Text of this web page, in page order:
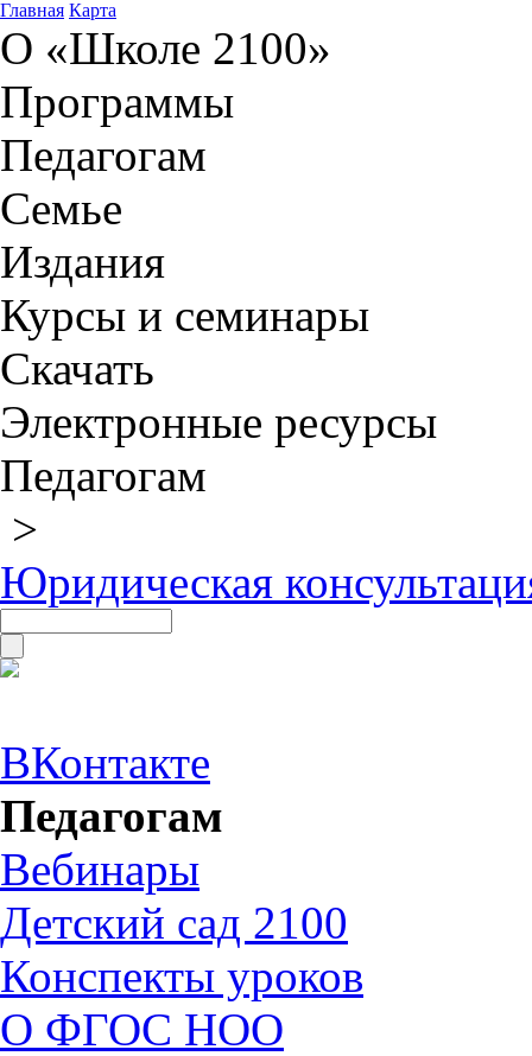
Главная Карта
О «Школе 2100»
Программы
Педагогам
Семье
Издания
Курсы и семинары
Скачать
Электронные ресурсы
Педагогам
>
Юридическая
ВКонтакте
Педагогам
Вебинары
Детский сад 2100
Конспекты уроков
О ФГОС НОО